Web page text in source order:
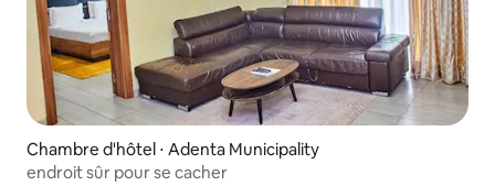
Chambre d'hôtel ⋅ Adenta Municipality
endroit sûr pour se cacher